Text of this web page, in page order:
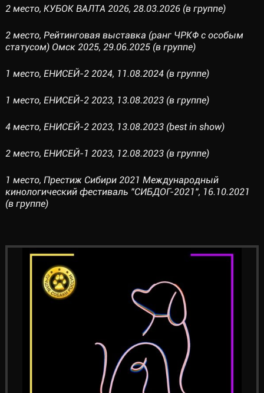
2 место, КУБОК ВАЛТА 2026, 28.03.2026 (в группе)
2 место, Рейтинговая выставка (ранг ЧРКФ с особым
статусом) Омск 2025, 29.06.2025 (в группе)
1 место, ЕНИСЕЙ-2 2024, 11.08.2024 (в группе)
1 место, ЕНИСЕЙ-2 2023, 13.08.2023 (в группе)
4 место, ЕНИСЕЙ-2 2023, 13.08.2023 (best in show)
2 место, ЕНИСЕЙ-1 2023, 12.08.2023 (в группе)
1 место, Престиж Сибири 2021 Международный
кинологический фестиваль "СИБДОГ-2021", 16.10.2021
(в группе)